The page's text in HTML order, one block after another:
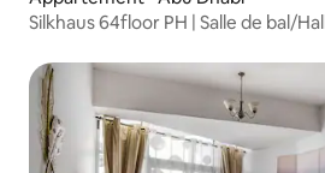
Silkhaus 64floor PH | Salle de bal/